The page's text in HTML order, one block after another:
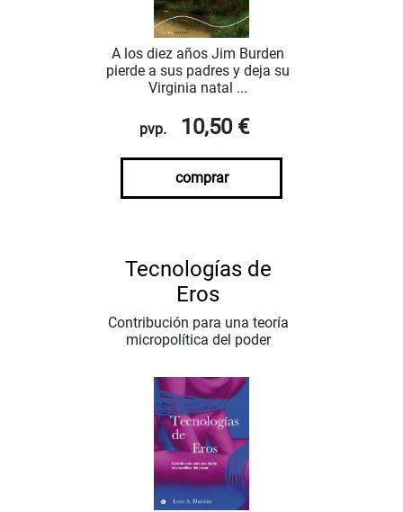
A los diez años Jim Burden
pierde a sus padres y deja su
Virginia natal ...
pvp. 10,50 €
comprar
Tecnologías de
Eros
Contribución para una teoría
micropolítica del poder